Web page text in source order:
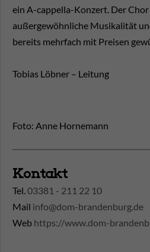
ein A-cappella-Konzert. Der
außergewöhnliche Musikalität
bereits mehrfach mit Preisen
Tobias Löbner – Leitung
Foto: Anne Hornemann
Kontakt
Tel.03381 - 211 22 10
Mail info@dom-brandenburg.de
Web https://www.dom-